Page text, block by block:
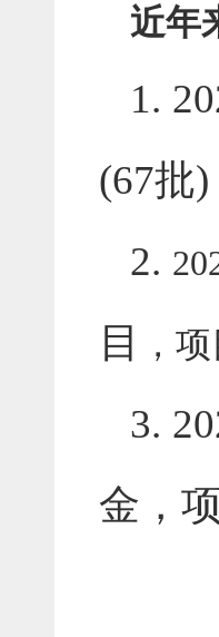
近年
1.
(67批)
2.
目 ，
3.
金，